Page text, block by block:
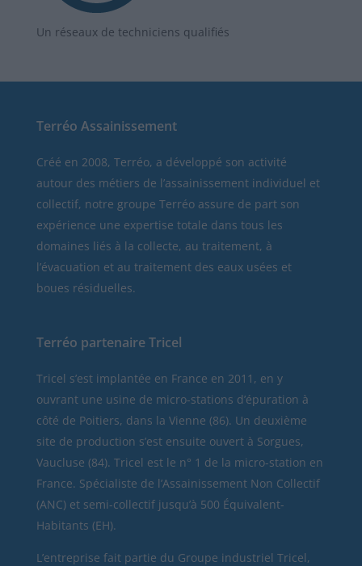
Un réseaux de techniciens qualifiés
Terréo Assainissement
Créé en 2008, Terréo, a développé son activité
autour des métiers de l’assainissement individuel et
collectif, notre groupe Terréo assure de part son
expérience une expertise totale dans tous les
domaines liés à la collecte, au traitement, à
l’évacuation et au traitement des eaux usées et
boues résiduelles.
Terréo partenaire Tricel
Tricel s’est implantée en France en 2011, en y
ouvrant une usine de micro-stations d’épuration à
côté de Poitiers, dans la Vienne (86). Un deuxième
site de production s’est ensuite ouvert à Sorgues,
Vaucluse (84). Tricel est le n° 1 de la micro-station en
France. Spécialiste de l’Assainissement Non Collectif
(ANC) et semi-collectif jusqu’à 500 Équivalent-
Habitants (EH).
L’entreprise fait partie du Groupe industriel Tricel,